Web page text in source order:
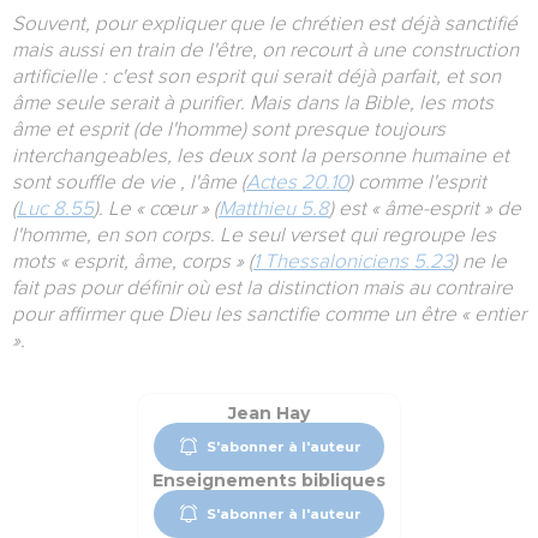
Souvent, pour expliquer que le chrétien est déjà sanctifié
mais aussi en train de l'être, on recourt à une construction
artificielle : c'est son esprit qui serait déjà parfait, et son
âme seule serait à purifier. Mais dans la Bible, les mots
âme et esprit (de l'homme) sont presque toujours
interchangeables, les deux sont la personne humaine et
sont souffle de vie , l'âme (Actes 20.10) comme l'esprit
(Luc 8.55). Le « cœur » (Matthieu 5.8) est « âme-esprit » de
l'homme, en son corps. Le seul verset qui regroupe les
mots « esprit, âme, corps » (1 Thessaloniciens 5.23) ne le
fait pas pour définir où est la distinction mais au contraire
pour affirmer que Dieu les sanctifie comme un être « entier
».
Jean Hay
S'abonner à l'auteur
Enseignements bibliques
S'abonner à l'auteur